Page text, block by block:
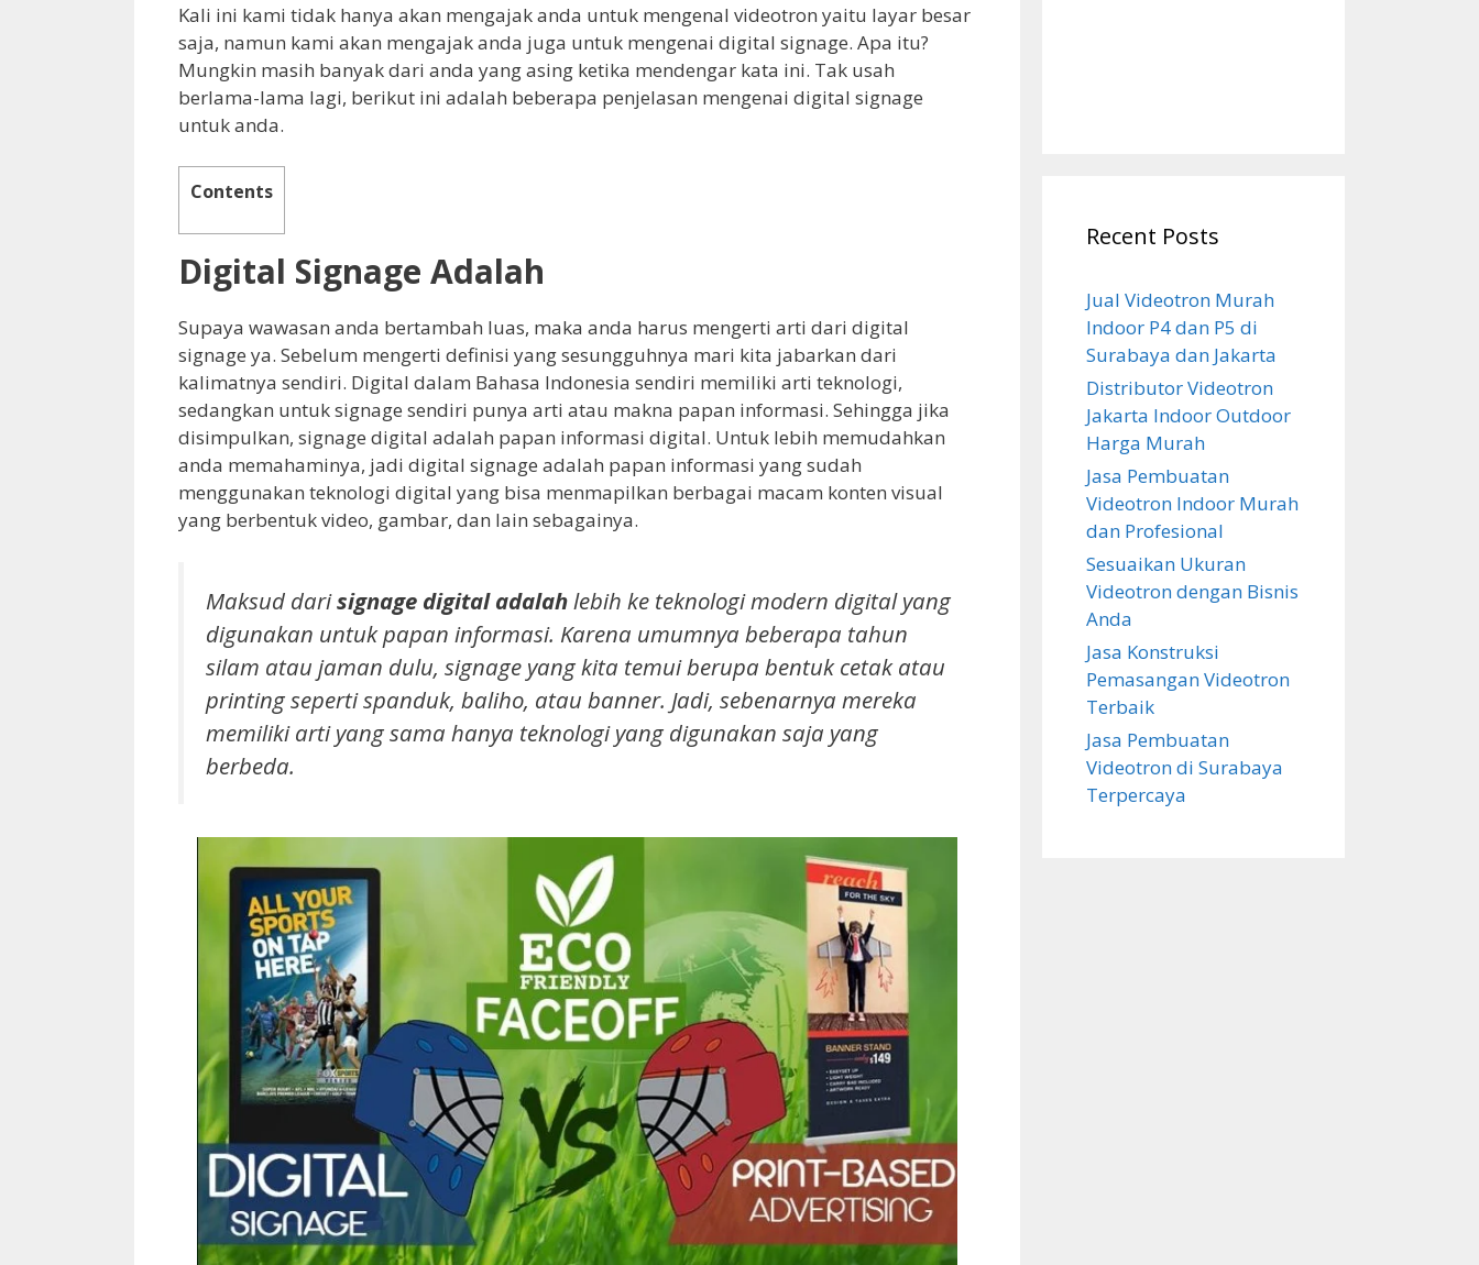
Kali ini kami tidak hanya akan mengajak anda untuk mengenal videotron yaitu layar besar
saja, namun kami akan mengajak anda juga untuk mengenai digital signage. Apa itu?
Mungkin masih banyak dari anda yang asing ketika mendengar kata ini. Tak usah
berlama-lama lagi, berikut ini adalah beberapa penjelasan mengenai digital signage
untuk anda.
Contents
Digital Signage Adalah
Supaya wawasan anda bertambah luas, maka anda harus mengerti arti dari digital
signage ya. Sebelum mengerti definisi yang sesungguhnya mari kita jabarkan dari
kalimatnya sendiri. Digital dalam Bahasa Indonesia sendiri memiliki arti teknologi,
sedangkan untuk signage sendiri punya arti atau makna papan informasi. Sehingga jika
disimpulkan, signage digital adalah papan informasi digital. Untuk lebih memudahkan
anda memahaminya, jadi digital signage adalah papan informasi yang sudah
menggunakan teknologi digital yang bisa menmapilkan berbagai macam konten visual
yang berbentuk video, gambar, dan lain sebagainya.
Maksud darisignage digital adalahlebih ke teknologi modern digital yang
digunakan untuk papan informasi. Karena umumnya beberapa tahun
silam atau jaman dulu, signage yang kita temui berupa bentuk cetak atau
printing seperti spanduk, baliho, atau banner. Jadi, sebenarnya mereka
memiliki arti yang sama hanya teknologi yang digunakan saja yang
berbeda.
Recent Posts
Jual Videotron Murah
Indoor P4 dan P5 di
Surabaya dan Jakarta
Distributor Videotron
Jakarta Indoor Outdoor
Harga Murah
Jasa Pembuatan
Videotron Indoor Murah
dan Profesional
Sesuaikan Ukuran
Videotron dengan Bisnis
Anda
Jasa Konstruksi
Pemasangan Videotron
Terbaik
Jasa Pembuatan
Videotron di Surabaya
Terpercaya